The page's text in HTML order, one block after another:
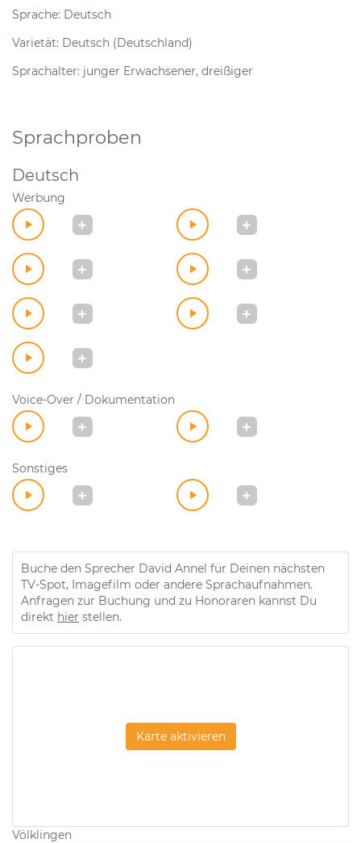
Sprache: Deutsch
Varietät: Deutsch (Deutschland)
Sprachalter: junger Erwachsener, dreißiger
Sprachproben
Deutsch
Werbung
Voice-Over / Dokumentation
Sonstiges
Buche den Sprecher David Annel für Deinen nächsten
TV-Spot, Imagefilm oder andere Sprachaufnahmen.
Anfragen zur Buchung und zu Honoraren kannst Du
direkt hier stellen.
Karte aktivieren
Völklingen